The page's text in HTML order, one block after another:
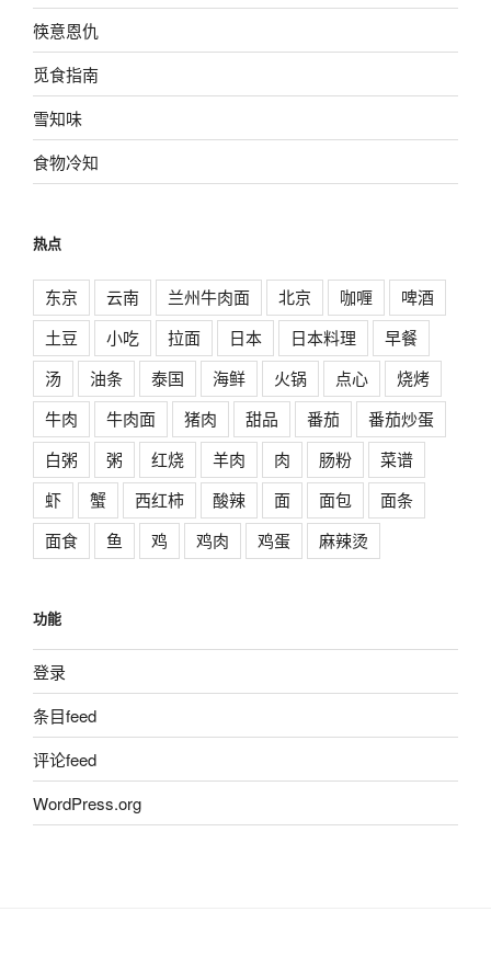
筷意恩仇
觅食指南
雪知味
食物冷知
热点
东京 云南 兰州牛肉面 北京 咖喱
啤酒
土豆
小吃 拉面 日本 日本料理
早餐
汤
油条 泰国 海鲜 火锅 点心
烧烤
牛肉
牛肉面 猪肉 甜品 番茄
番茄炒蛋
白粥
粥 红烧 羊肉 肉 肠粉
菜谱
虾
蟹 西红柿 酸辣 面 面包
面条
面食
鱼 鸡 鸡肉 鸡蛋 麻辣烫
功能
登录
条目feed
评论feed
WordPress.org